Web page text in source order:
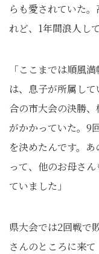
らも愛されていた
れど、1年間浪人し
「ここまでは順風
は、息子が所属し
合の市大会の決勝
がかかっていた。9
を決めたんです。
って、他のお母さ
ていました」
県大会では2回戦で
さんのところに来